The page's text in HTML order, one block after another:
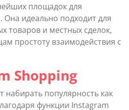
площадок для
Она идеально подходит для
товаров и местных сделок,
простоту взаимодействия с
Shopping
набирать популярность как
функции Instagram